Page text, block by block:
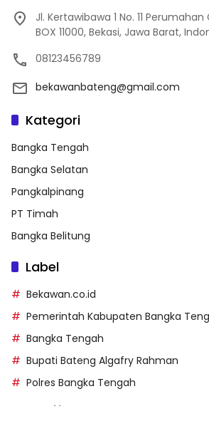
Jl. Kertawibawa 1 No. 11
BOX 11000, Bekasi, Jawa Barat,
08123456789
bekawanbateng@gmail.com
Kategori
Bangka Tengah
Bangka Selatan
Pangkalpinang
PT Timah
Bangka Belitung
Label
Bekawan.co.id
Pemerintah Kabupaten Bangka
Bangka Tengah
Bupati Bateng Algafry Rahman
Polres Bangka Tengah